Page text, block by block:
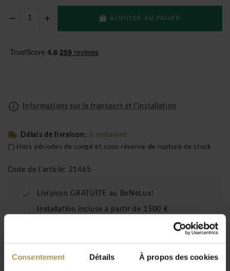
Consentement Détails À propos des cookies
AJOUTER AU PANIER
Informations sur le transport et l'installation
Délais de livraison: 6 semaines
(*) Hors périodes de congé et sous réserve de rupture de stock
Code de l'article: 21465
Livraison GRATUITE au BeNeLux!
Installation incluse à partir de 1500 €
Le Thonet S285 1 bureau en acier tubulaire